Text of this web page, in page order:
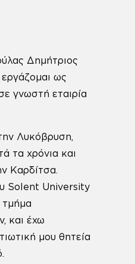
Δημήτριος
ως
γνωστή εταιρία
Λυκόβρυση,
τα χρόνια και
Καρδίτσα.
Solent University
και έχω
μου θητεία